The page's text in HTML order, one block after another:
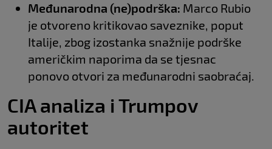
Međunarodna (ne)podrška: Marco Rubio
je otvoreno kritikovao saveznike, poput
Italije, zbog izostanka snažnije podrške
američkim naporima da se tjesnac
ponovo otvori za međunarodni saobraćaj.
CIA analiza i Trumpov
autoritet